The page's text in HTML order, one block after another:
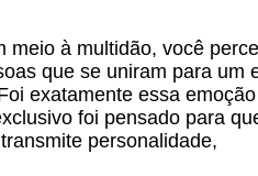
meio à multidão, você
que se uniram para um
exatamente essa
foi pensado para
personalidade,